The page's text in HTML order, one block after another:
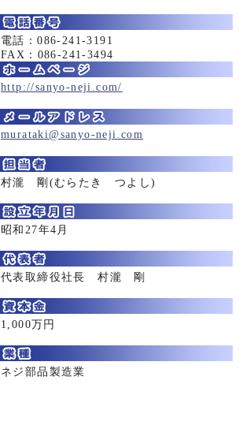
電話：086-241-3191
FAX：086-241-3494
http://sanyo-neji.com/
murataki@sanyo-neji.com
村瀧 剛(むらたき つよし)
昭和27年4月
代表取締役社長 村瀧 剛
1,000万円
ネジ部品製造業